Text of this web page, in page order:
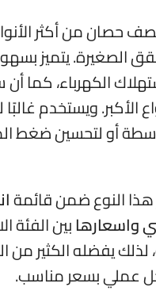
حصان من أكثر
الصغيرة. يتميز
الكهرباء، كما
الأكبر. ويستخدم
أو لتحسين ضغط
هذا النوع ضمن قائمة
واسعارهابين الفئة
يفضله الكثير من
عملي بسعر مناسب.